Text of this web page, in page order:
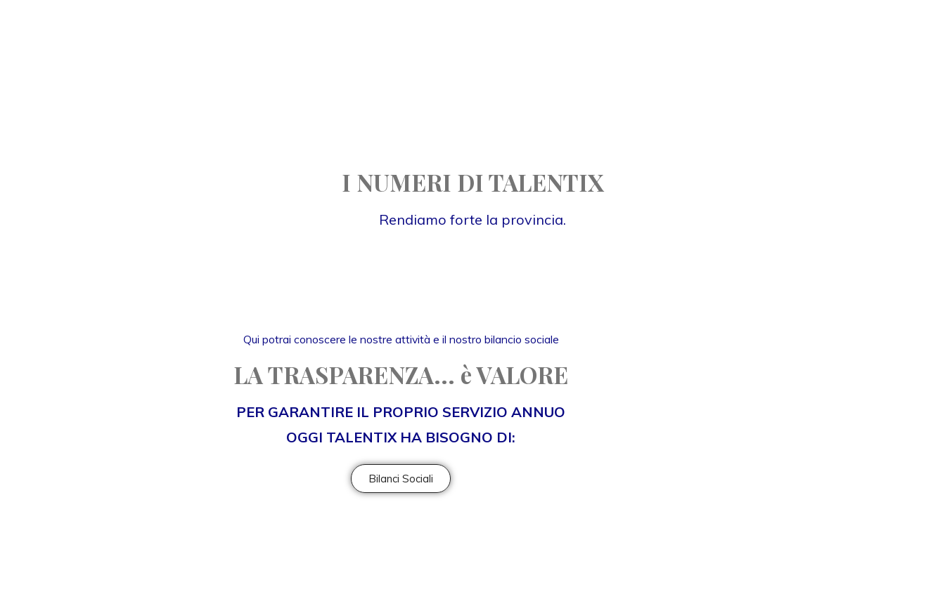
I NUMERI DI TALENTIX
Rendiamo forte la provincia.
Qui potrai conoscere le nostre attività e il nostro bilancio sociale
LA TRASPARENZA... è VALORE
PER GARANTIRE IL PROPRIO SERVIZIO ANNUO
OGGI TALENTIX HA BISOGNO DI:
Bilanci Sociali